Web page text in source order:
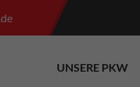
UNSERE PKW